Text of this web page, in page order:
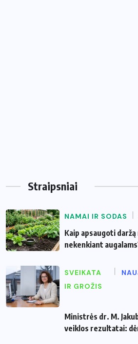
Straipsniai
NAMAI IR SODAS
Kaip apsaugoti
nekenkiant
SVEIKATA
IR GROŽIS
Ministrės dr. M.
veiklos rezultatai: